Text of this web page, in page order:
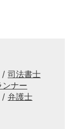
司法書士
ンナー
弁護士